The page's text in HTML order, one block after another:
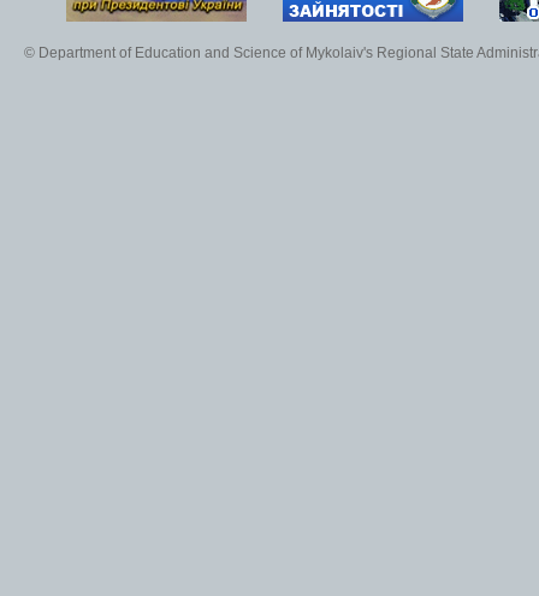
© Department of Education and Science of Mykolaiv's Regional State